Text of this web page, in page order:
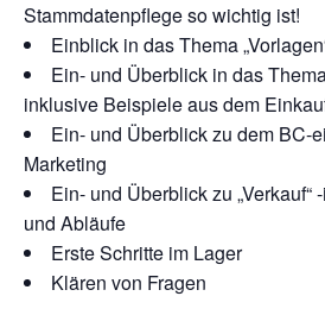
Stammdatenpflege so wichtig ist!
Einblick in das Thema
Ein- und Überblick in das
inklusive Beispiele aus dem
Ein- und Überblick zu dem BC-
Marketing
Ein- und Überblick zu
und Abläufe
Erste Schritte im Lager
Klären von Fragen